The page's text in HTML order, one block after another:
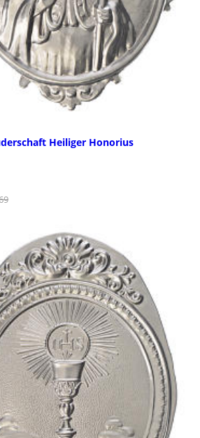
Heiliger Honorius